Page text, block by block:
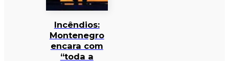
Incêndios:
Montenegro
encara com
“toda a